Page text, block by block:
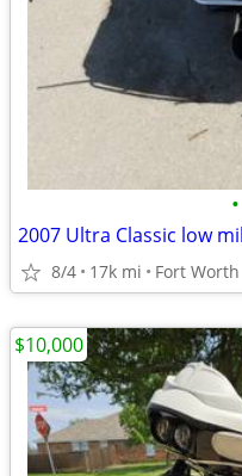
•
2007 Ultra Classic low
8/4 17k mi Fort Worth
$10,000